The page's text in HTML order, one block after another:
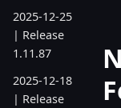
2025-12-25
| Release
1.11.87
2025-12-18
| Release